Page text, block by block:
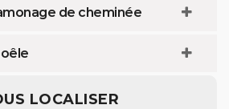
de cheminée
LOCALISER